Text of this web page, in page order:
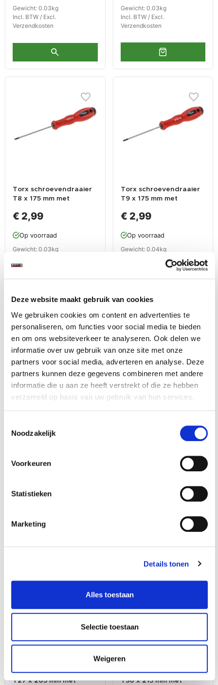
Deze website maakt gebruik van cookies
We gebruiken cookies om content en advertenties te
personaliseren, om functies voor social media te bieden
en om ons websiteverkeer te analyseren. Ook delen we
informatie over uw gebruik van onze site met onze
partners voor social media, adverteren en analyse. Deze
partners kunnen deze gegevens combineren met andere
informatie die u aan ze heeft verstrekt of die ze hebben
verzameld op basis van uw gebruik van hun services.
Noodzakelijk
Voorkeuren
Statistieken
Marketing
Details tonen
Alles toestaan
Selectie toestaan
Weigeren
Gewicht: 0.03kg
Incl. BTW / Excl.
Verzendkosten
Gewicht: 0.03kg
Incl. BTW / Excl.
Verzendkosten
Torx schroevendraaier
T8 x 175 mm met
€ 2,99
Op voorraad
Gewicht: 0.03kg
Verzendkosten
Torx schroevendraaier
T9 x 175 mm met
€ 2,99
Op voorraad
Gewicht: 0.04kg
Torx schroevendraaier
T15 x 195 mm met
Gewicht: 0.04kg
Incl. BTW / Excl.
Torx schroevendraaier
T20 x 195 mm met
Torx schroevendraaier
T27 x 205 mm met
Torx schroevendraaier
T30 x 215 mm met